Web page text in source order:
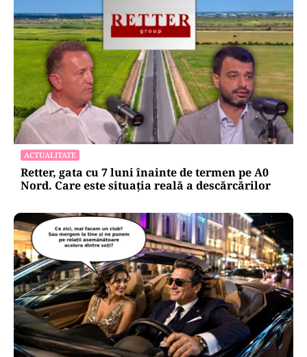
ACTUALITATE
Retter, gata cu 7 luni înainte de termen pe A0
Nord. Care este situația reală a descărcărilor